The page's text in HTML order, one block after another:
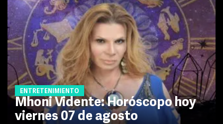
ENTRETENIMIENTO
Mhoni Vidente: Horóscopo hoy
viernes 07 de agosto